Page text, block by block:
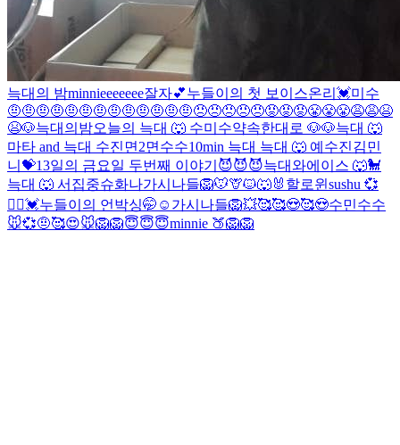
늑대의 밤minnieeeeeee잘자💕누들이의 첫 보이스온리💓미수
🤨🤨🤨🤨🤨🤨🤨🤨🤨🤨🤨🤨🤨😠😠😠😠😠😡😡😡😤😤😤😩😩😫
😫🐶늑대의밤오늘의 늑대 🐺 수미수약속한대로 🐶🐶늑대 🐺
마타 and 늑대 수진 면2면 수수10min 늑대 늑대 🐺 예 수진김민
니💝13일의 금요일 두번째 이야기😈😈😈늑대와에이스 🐺🐩
늑대 🐺 서집중슈화나가시나들🦁🐭🦒🐱🐺🐰할로윈 sushu 💞
👯‍♀️💓누들이의 언박싱🤭☺ 가시나들🦁💥🥰🥰😍🥰😍수민수수
🐭💞🤨🥰😍🐭🦁🦁😇😇😇minnie 🍑🦁🦁